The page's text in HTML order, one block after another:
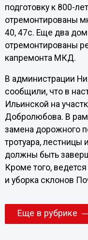
подготовку к 800-
отремонтированы
40, 47с. Еще два
отремонтированы
капремонта МКД.
В администрации
сообщили, что в
Ильинской на
Добролюбова. В
замена дорожного
тротуара, лестницы
должны быть
Кроме того,
и уборка склонов
Еще в рубрике